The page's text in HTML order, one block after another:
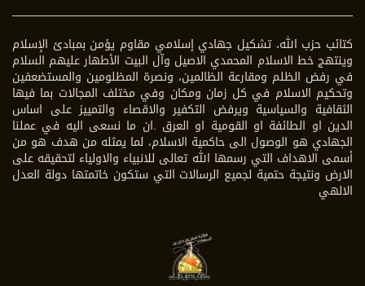
كتائب حزب الله، تشكيل جهادي إسلامي مقاوم يؤمن بمبادئ الإسلام
وينتهج خط الاسلام المحمدي الاصيل وآل البيت الأطهار عليهم السلام
في رفض الظلم ومقارعة الظالمين، ونصرة المظلومين والمستضعفين
وتحكيم الاسلام في كل زمان ومكان وفي مختلف المجالات بما فيها
الثقافية والسياسية ويرفض التكفير والاقصاء والتمييز على اساس
الدين او الطائفة او القومية او العرق .ان ما نسعى اليه في عملنا
الجهادي هو الوصول الى حاكمية الاسلام، لما يمثله من هدف هو من
أسمى الاهداف التي رسمها الله تعالى للانبياء والاولياء لتحقيقه على
الارض ونتيجة حتمية لجميع الرسالات التي ستكون خاتمتها دولة العدل
الالهي